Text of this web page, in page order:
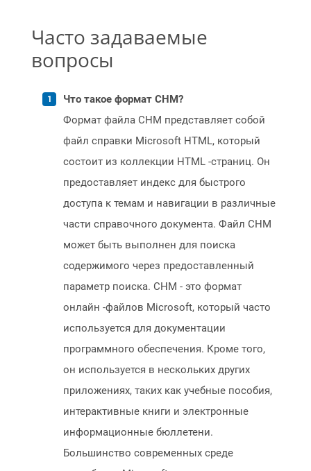
Часто задаваемые
вопросы
Что такое формат CHM?
Формат файла CHM представляет собой
файл справки Microsoft HTML, который
состоит из коллекции HTML -страниц. Он
предоставляет индекс для быстрого
доступа к темам и навигации в различные
части справочного документа. Файл CHM
может быть выполнен для поиска
содержимого через предоставленный
параметр поиска. CHM - это формат
онлайн -файлов Microsoft, который часто
используется для документации
программного обеспечения. Кроме того,
он используется в нескольких других
приложениях, таких как учебные пособия,
интерактивные книги и электронные
информационные бюллетени.
Большинство современных среде